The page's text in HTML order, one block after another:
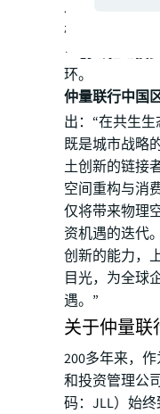
发展生态，正
极与开放合作
－创新驱动投
环。
仲量联行中国
出：“在共生
既是城市战略
土创新的链接
空间重构与消
仅将带来物理
资机遇的迭代
创新的能力，
目光，为全球
遇。”
关于仲量联
200多年来，
和投资管理公
码：JLL）始